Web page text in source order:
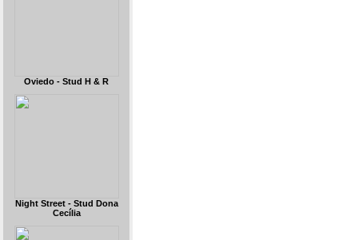
Oviedo - Stud H & R
Night Street - Stud Dona
Cecília